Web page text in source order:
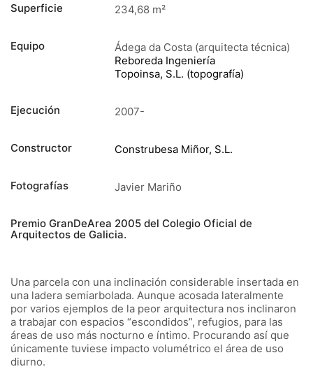
Superficie 234,68 m²
Equipo
Ádega da Costa (arquitecta técnica)
Reboreda Ingeniería
Topoinsa, S.L. (topografía)
Ejecución 2007-
Constructor Construbesa Miñor, S.L.
Fotografías Javier Mariño
Premio GranDeArea 2005 del Colegio Oficial de
Arquitectos de Galicia.
Una parcela con una inclinación considerable insertada en
una ladera semiarbolada. Aunque acosada lateralmente
por varios ejemplos de la peor arquitectura nos inclinaron
a trabajar con espacios “escondidos”, refugios, para las
áreas de uso más nocturno e íntimo. Procurando así que
únicamente tuviese impacto volumétrico el área de uso
diurno.